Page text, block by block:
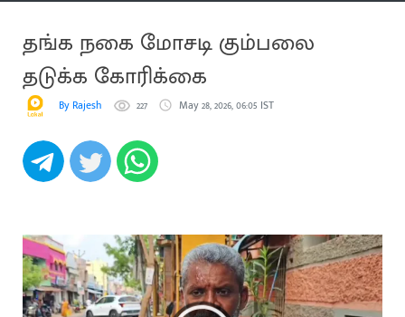
தங்க நகை மோசடி கும்பலை
தடுக்க கோரிக்கை
By Rajesh 227 May 28, 2026, 06:05 IST